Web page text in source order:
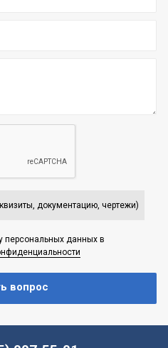
документацию, чертежи)
персональных данных в